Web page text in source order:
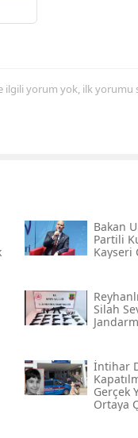
ilgili yorum yok, ilk yorumu
Bakan
Partili
Kayseri
Silah
İntihar
Gerçek
Ortaya